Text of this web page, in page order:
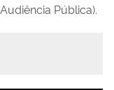
Pública).